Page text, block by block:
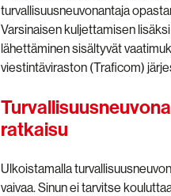
turvallisuusneuvonantaja
Varsinaisen kuljettamisen
lähettäminen sisältyvät
viestintäviraston (Traficom)
ratkaisu
Ulkoistamalla
vaivaa. Sinun ei tarvitse